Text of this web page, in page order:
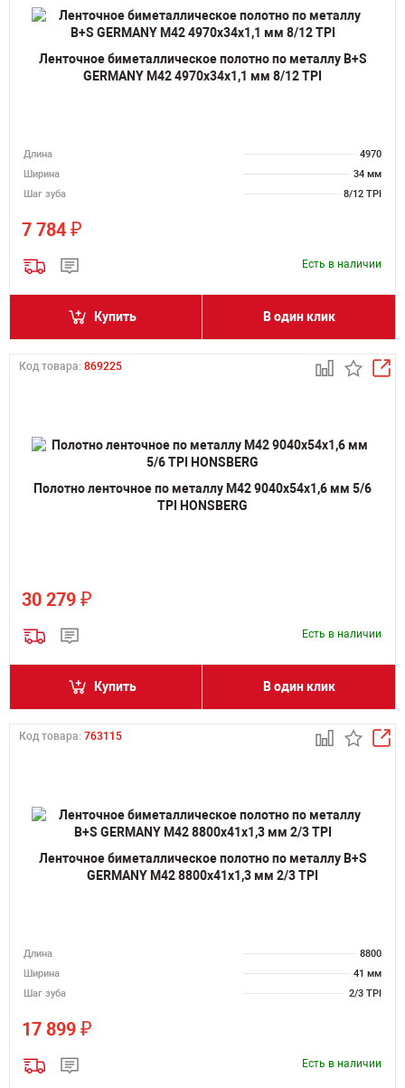
Ленточное биметаллическое полотно по металлу B+S
GERMANY M42 4970х34х1,1 мм 8/12 TPI
Длина
4970
Ширина
34 мм
Шаг зуба
8/12 TPI
7 784 ₽
Есть в наличии
Купить В один клик
Код товара: 869225
Полотно ленточное по металлу M42 9040х54х1,6 мм 5/6
TPI HONSBERG
30 279 ₽
Есть в наличии
Купить В один клик
Код товара: 763115
Ленточное биметаллическое полотно по металлу B+S
GERMANY M42 8800х41х1,3 мм 2/3 TPI
Длина
8800
Ширина
41 мм
Шаг зуба
2/3 TPI
17 899 ₽
Есть в наличии